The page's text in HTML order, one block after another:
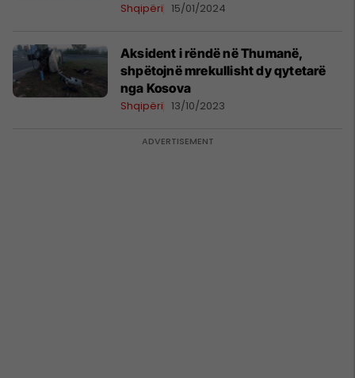
Shqipëri 15/01/2024
Aksident i rëndë në Thumanë,
shpëtojnë mrekullisht dy qytetarë
nga Kosova
Shqipëri 13/10/2023